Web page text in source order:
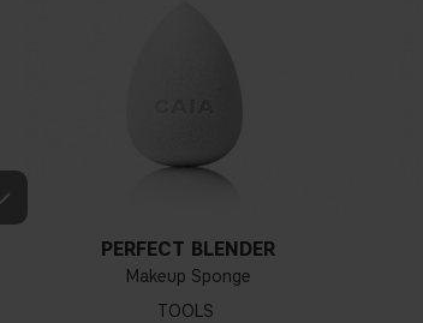
PERFECT BLENDER
Makeup Sponge
TOOLS